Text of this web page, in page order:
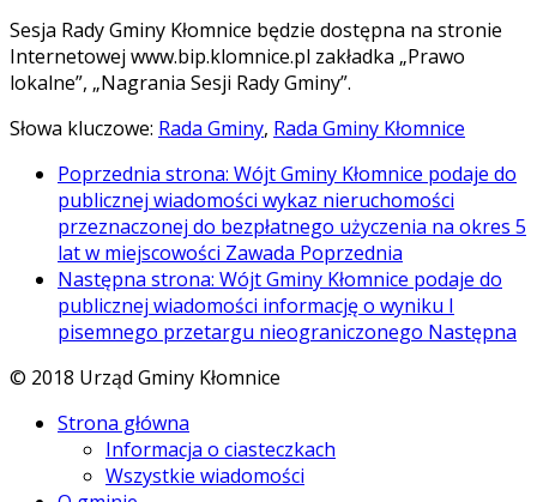
Sesja Rady Gminy Kłomnice będzie dostępna na stronie
Internetowej www.bip.klomnice.pl zakładka „Prawo
lokalne”, „Nagrania Sesji Rady Gminy”.
Słowa kluczowe: Rada Gminy, Rada Gminy Kłomnice
Poprzednia strona: Wójt Gminy Kłomnice podaje do
publicznej wiadomości wykaz nieruchomości
przeznaczonej do bezpłatnego użyczenia na okres 5
lat w miejscowości Zawada Poprzednia
Następna strona: Wójt Gminy Kłomnice podaje do
publicznej wiadomości informację o wyniku I
pisemnego przetargu nieograniczonego Następna
© 2018 Urząd Gminy Kłomnice
Strona główna
Informacja o ciasteczkach
Wszystkie wiadomości